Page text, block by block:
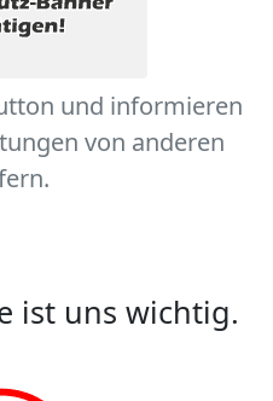
und informieren
von anderen
ist uns wichtig.